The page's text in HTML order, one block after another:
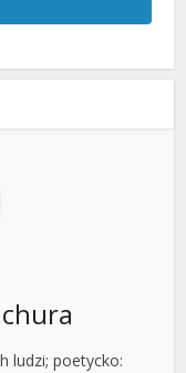
ludzi; poetycko: